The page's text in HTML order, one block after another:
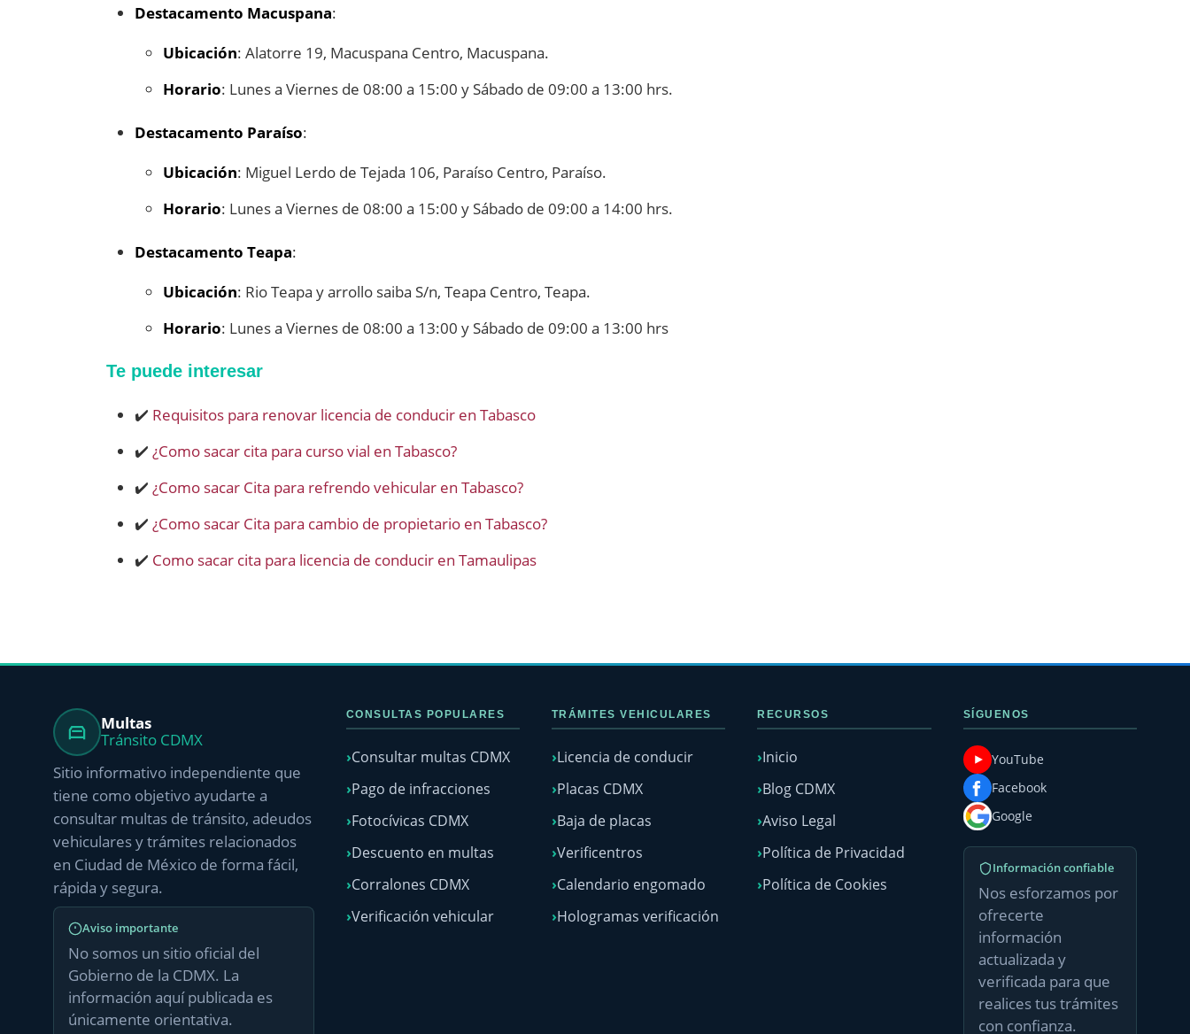
Destacamento Macuspana:
Ubicación: Alatorre 19, Macuspana Centro, Macuspana.
Horario: Lunes a Viernes de 08:00 a 15:00 y Sábado de 09:00 a 13:00 hrs.
Destacamento Paraíso:
Ubicación: Miguel Lerdo de Tejada 106, Paraíso Centro, Paraíso.
Horario: Lunes a Viernes de 08:00 a 15:00 y Sábado de 09:00 a 14:00 hrs.
Destacamento Teapa:
Ubicación: Rio Teapa y arrollo saiba S/n, Teapa Centro, Teapa.
Horario: Lunes a Viernes de 08:00 a 13:00 y Sábado de 09:00 a 13:00 hrs
Te puede interesar
✔️ Requisitos para renovar licencia de conducir en Tabasco
✔️ ¿Como sacar cita para curso vial en Tabasco?
✔️ ¿Como sacar Cita para refrendo vehicular en Tabasco?
✔️ ¿Como sacar Cita para cambio de propietario en Tabasco?
✔️ Como sacar cita para licencia de conducir en Tamaulipas
Multas
Tránsito CDMX
Sitio informativo independiente que
tiene como objetivo ayudarte a
consultar multas de tránsito, adeudos
vehiculares y trámites relacionados
en Ciudad de México de forma fácil,
rápida y segura.
Aviso importante
No somos un sitio oficial del
Gobierno de la CDMX. La
información aquí publicada es
únicamente orientativa.
CONSULTAS POPULARES
Consultar multas CDMX
Pago de infracciones
Fotocívicas CDMX
Descuento en multas
Corralones CDMX
Verificación vehicular
TRÁMITES VEHICULARES
Licencia de conducir
Placas CDMX
Baja de placas
Verificentros
Calendario engomado
Hologramas verificación
RECURSOS
Inicio
Blog CDMX
Aviso Legal
Política de Privacidad
Política de Cookies
SÍGUENOS
YouTube
Facebook
Google
Información confiable
Nos esforzamos por
ofrecerte
información
actualizada y
verificada para que
realices tus trámites
con confianza.